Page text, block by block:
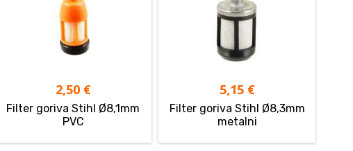
2,50 €
Filter goriva Stihl Ø8,1mm
PVC
5,15 €
Filter goriva Stihl Ø8,3mm
metalni